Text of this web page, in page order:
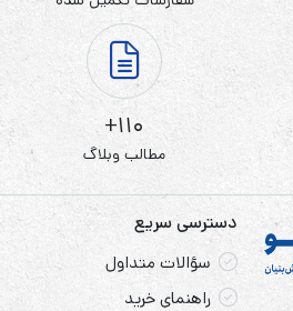
li-dz
باتری 16340 (یا RCR123A) یک باتری لیتیوم یونی استوانه‌ای
است که با ابعاد 34 میلی متر در 16 میلی متر طبقه بندی می‌شود
و نسخه قابل شارژ باتری CR123A است. این باتری‌ها معمولا
دارای ولتاژ 3.6 ولت یا 3.7 ولت و ترمینال بالای دکمه‌ای هستند
و اکثر آنها از ترکیب شیمیایی LiCoO2 (لیتیوم کربن اکسید)
برخی از آنها دارای پورت های شارژ
110+
مطالب وبلاگ
دسترسی سریع
سؤالات متداول
راهنمای خرید